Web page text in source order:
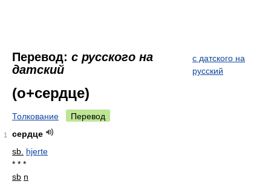
Перевод: с русского на
датский
с датского на
русский
(о+сердце)
Толкование Перевод
1
сердце
sb. hjerte
* * *
sb n